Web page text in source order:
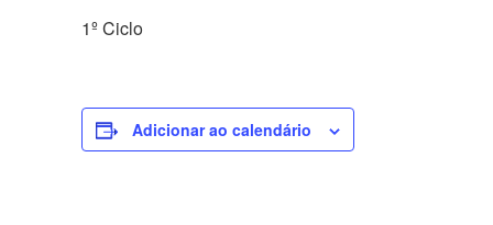
1º Ciclo
Adicionar ao calendário